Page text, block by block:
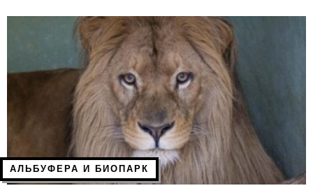
АЛЬБУФЕРА И БИОПАРК